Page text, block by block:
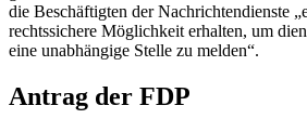
die Beschäftigten der Nachrichtendienste
rechtssichere Möglichkeit erhalten, um
eine unabhängige Stelle zu melden“.
Antrag der FDP